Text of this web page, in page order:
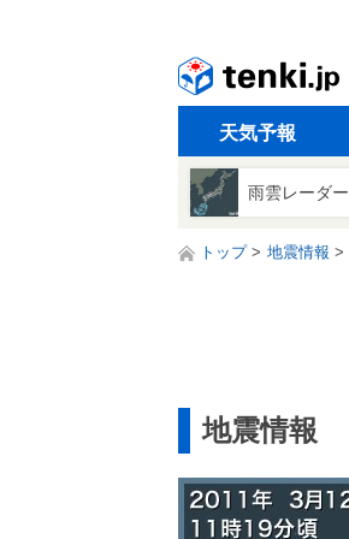
天気予報
雨雲レーダー
トップ 地震情報
地震情報